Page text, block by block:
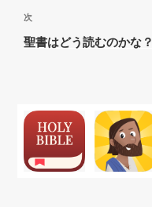
ビ
ゲ
ン
投
稿
次
の
次
聖書はどう読むのかな？